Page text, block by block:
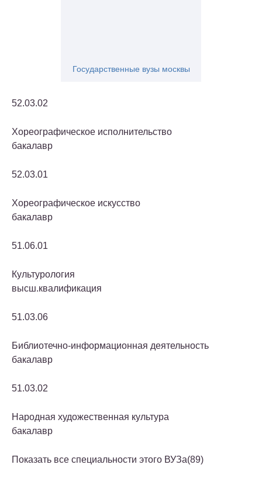
Государственные вузы москвы
52.03.02
Хореографическое исполнительство
бакалавр
52.03.01
Хореографическое искусство
бакалавр
51.06.01
Культурология
высш.квалификация
51.03.06
Библиотечно-информационная деятельность
бакалавр
51.03.02
Народная художественная культура
бакалавр
Показать все специальности этого ВУЗа(89)